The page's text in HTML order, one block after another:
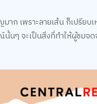
ก เพราะลายเส้น ก็เปรียบ
ๆ จะเป็นสิ่งที่ทำให้ผู้ชมจดจ